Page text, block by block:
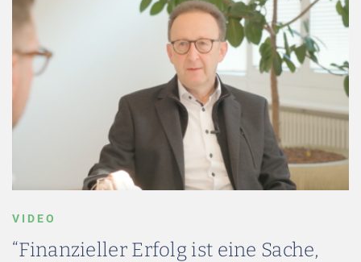
VIDEO
“Finanzieller Erfolg ist eine Sache,